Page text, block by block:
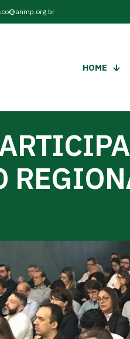
HOME